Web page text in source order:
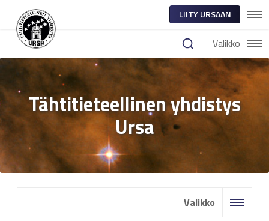
LIITY URSAAN
Valikko
Tähtitieteellinen yhdistys
Ursa
Valikko